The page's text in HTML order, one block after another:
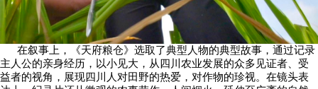
在叙事上，《天府粮仓》选取了典型人物的典型故事，通过记录
主人公的亲身经历，以小见大，从四川农业发展的众多见证者、受
益者的视角，展现四川人对田野的热爱，对作物的珍视。在镜头表